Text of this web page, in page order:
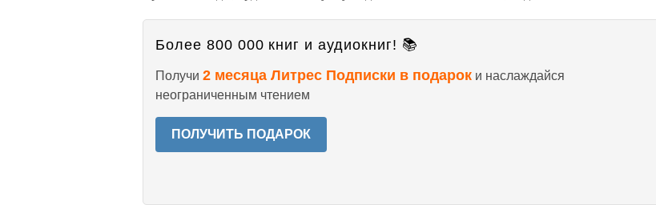
Более 800 000 книг и аудиокниг! 📚
Получи 2 месяца Литрес Подписки в подарок и наслаждайся
неограниченным чтением
ПОЛУЧИТЬ ПОДАРОК